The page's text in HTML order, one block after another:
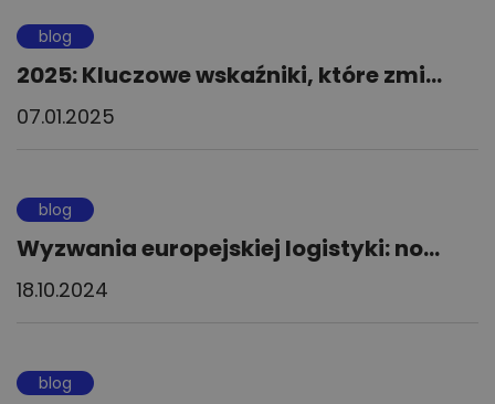
blog
2025: Kluczowe wskaźniki, które zmi...
07.01.2025
blog
Wyzwania europejskiej logistyki: no...
18.10.2024
blog